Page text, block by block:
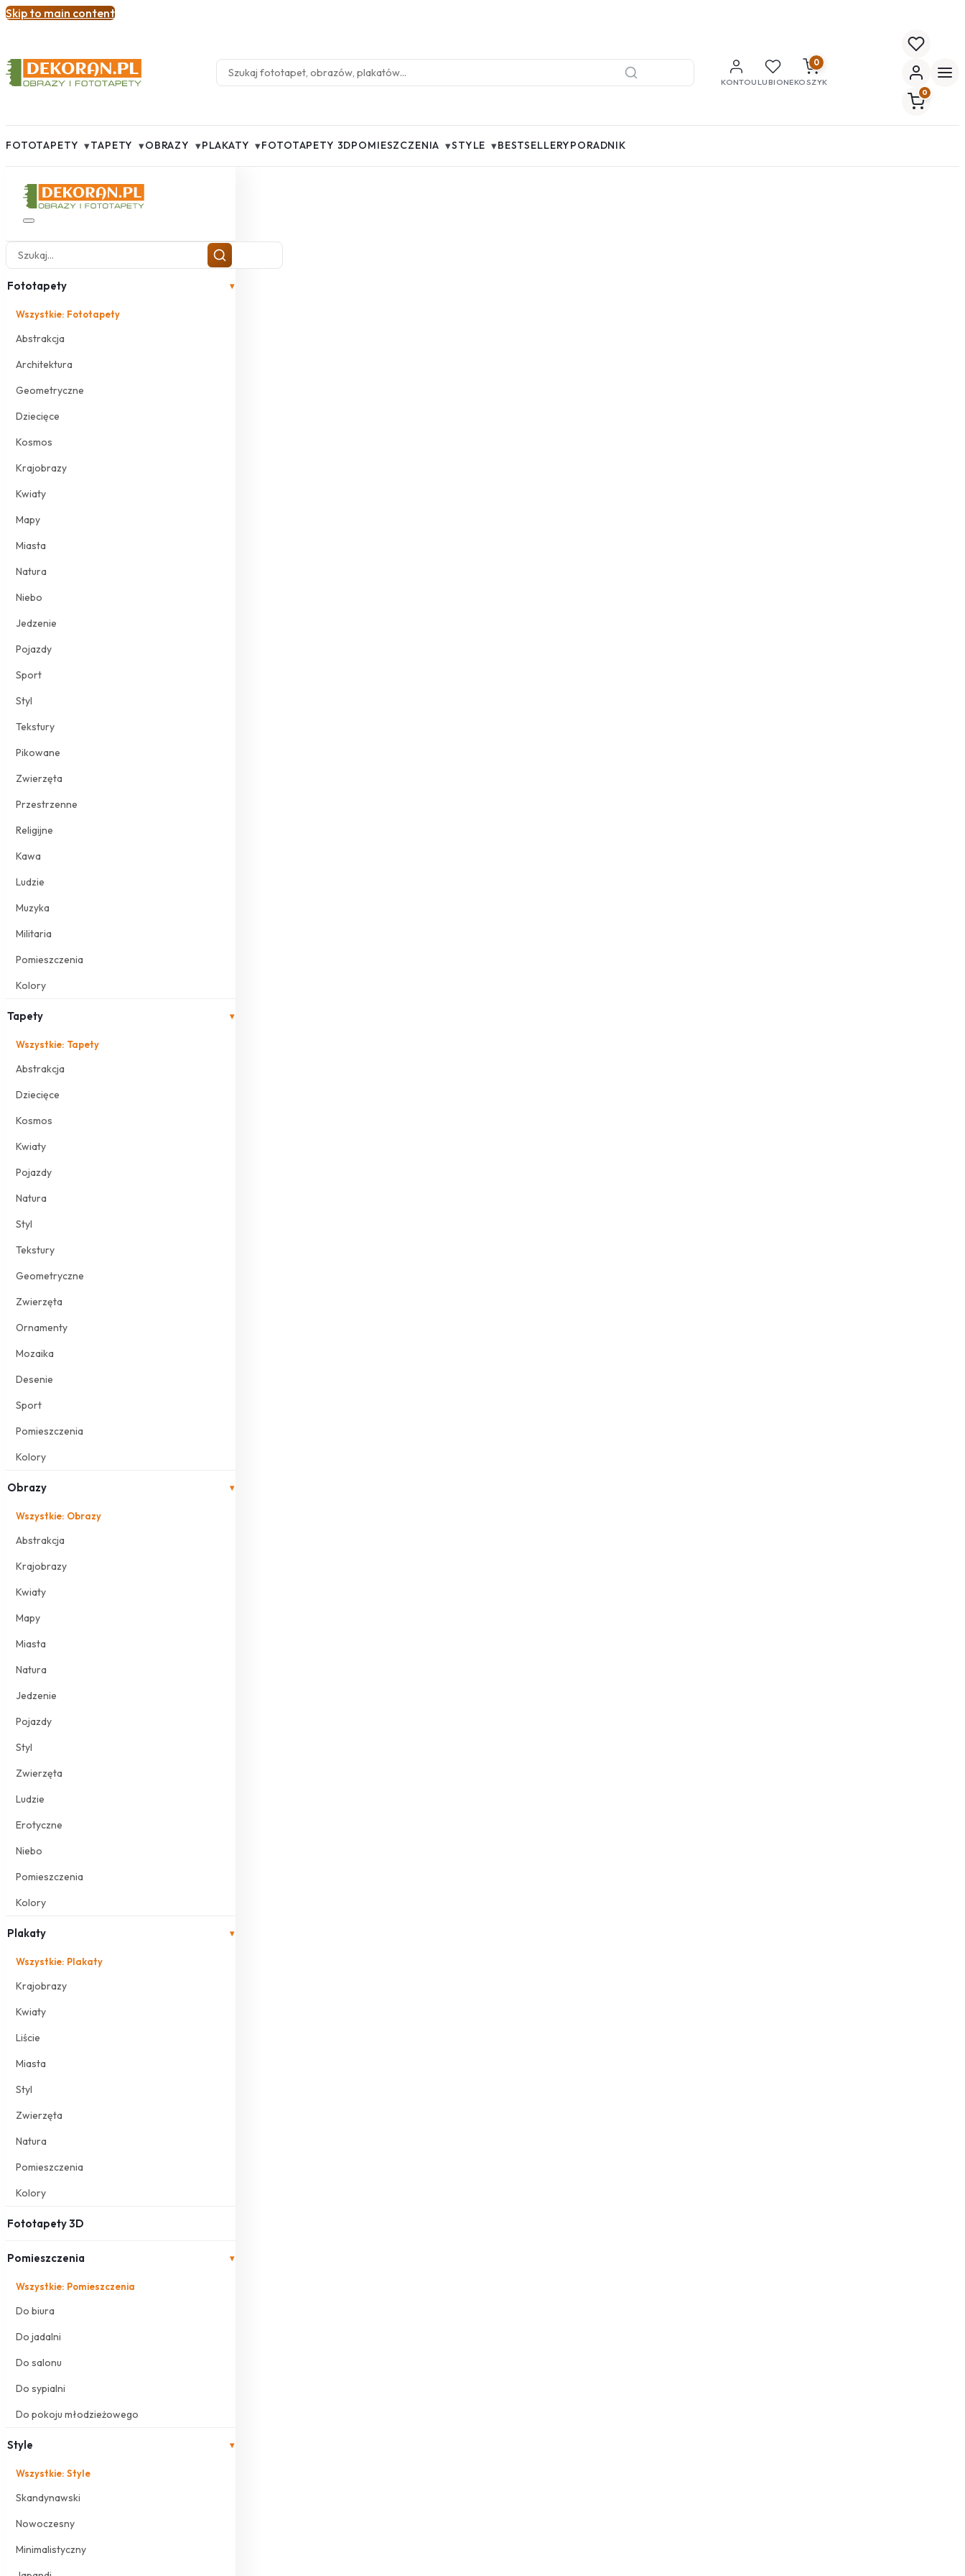
Skip to main content
KONTOULUBIONE
0
KOSZYK
0
FOTOTAPETY ▾TAPETY ▾OBRAZY ▾PLAKATY ▾FOTOTAPETY 3DPOMIESZCZENIA ▾STYLE ▾BESTSELLERYPORADNIK
Fototapety ▾
Wszystkie: Fototapety
Abstrakcja
Architektura
Geometryczne
Dziecięce
Kosmos
Krajobrazy
Kwiaty
Mapy
Miasta
Natura
Niebo
Jedzenie
Pojazdy
Sport
Styl
Tekstury
Pikowane
Zwierzęta
Przestrzenne
Religijne
Kawa
Ludzie
Muzyka
Militaria
Pomieszczenia
Kolory
Tapety ▾
Wszystkie: Tapety
Abstrakcja
Dziecięce
Kosmos
Kwiaty
Pojazdy
Natura
Styl
Tekstury
Geometryczne
Zwierzęta
Ornamenty
Mozaika
Desenie
Sport
Pomieszczenia
Kolory
Obrazy ▾
Wszystkie: Obrazy
Abstrakcja
Krajobrazy
Kwiaty
Mapy
Miasta
Natura
Jedzenie
Pojazdy
Styl
Zwierzęta
Ludzie
Erotyczne
Niebo
Pomieszczenia
Kolory
Plakaty ▾
Wszystkie: Plakaty
Krajobrazy
Kwiaty
Liście
Miasta
Styl
Zwierzęta
Natura
Pomieszczenia
Kolory
Fototapety 3D
Pomieszczenia ▾
Wszystkie: Pomieszczenia
Do biura
Do jadalni
Do salonu
Do sypialni
Do pokoju młodzieżowego
Style ▾
Wszystkie: Style
Skandynawski
Nowoczesny
Minimalistyczny